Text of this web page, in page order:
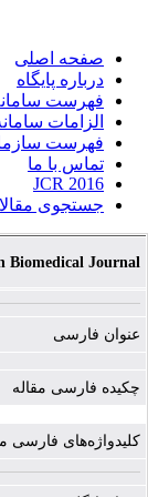
صفحه اصلی
درباره پایگاه
فهرست
الزامات
فهرست
تماس با ما
JCR 2016
جستجوی
Biomedical Journal
عنوان فارسی
چکیده فارسی مقاله
کلیدواژه‌های فارسی